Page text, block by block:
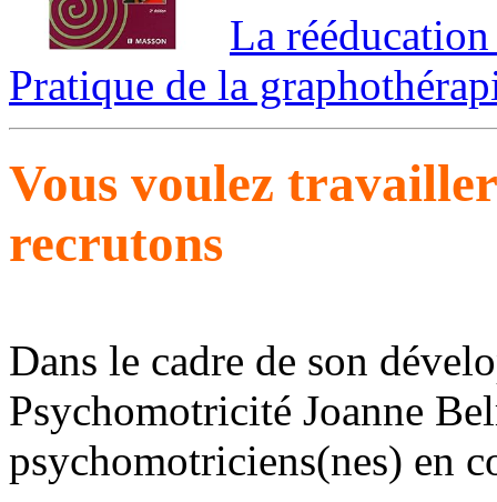
La
Pratique de la
Vous voulez
recrutons
Dans le cadre de son
Psychomotricité Joanne
psychomotriciens(nes) en